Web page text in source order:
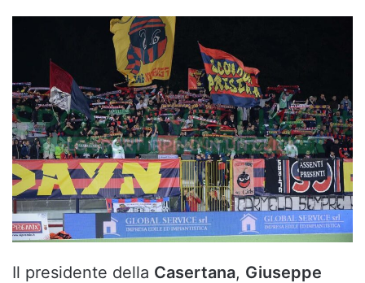
Il presidente della Casertana, Giuseppe